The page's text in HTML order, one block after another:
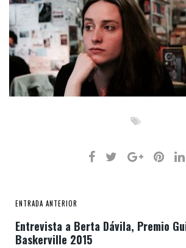
ENTRADA ANTERIOR
Entrevista a Berta Dávila, Premio
Baskerville 2015